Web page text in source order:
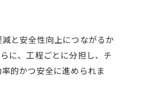
と安全性向上につながるか
に、工程ごとに分担し、チ
的かつ安全に進められま